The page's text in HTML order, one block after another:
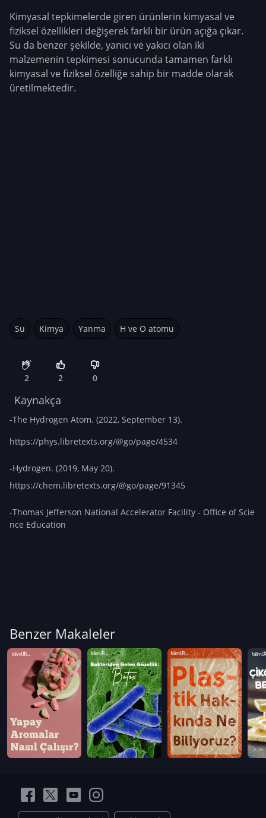
Kimyasal tepkimelerde giren ürünlerin kimyasal ve
fiziksel özellikleri değişerek farklı bir ürün açığa çıkar.
Su da benzer şekilde, yanıcı ve yakıcı olan iki
malzemenin tepkimesi sonucunda tamamen farklı
kimyasal ve fiziksel özelliğe sahip bir madde olarak
üretilmektedir.
Su Kimya Yanma H ve O atomu
2 2 0
Kaynakça
-The Hydrogen Atom. (2022, September 13).
https://phys.libretexts.org/@go/page/4534
-Hydrogen. (2019, May 20).
https://chem.libretexts.org/@go/page/91345
-Thomas Jefferson National Accelerator Facility - Office of Scie
nce Education
Benzer Makaleler